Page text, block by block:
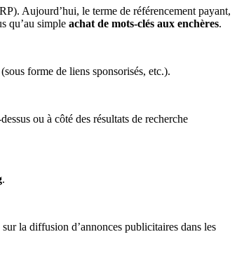
Aujourd’hui, le terme de référencement payant,
qu’au simple achat de mots-clés aux enchères.
forme de liens sponsorisés, etc.).
ou à côté des résultats de recherche
.
la diffusion d’annonces publicitaires dans les